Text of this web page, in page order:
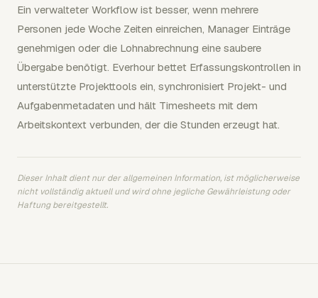
Ein verwalteter Workflow ist besser, wenn mehrere
Personen jede Woche Zeiten einreichen, Manager Einträge
genehmigen oder die Lohnabrechnung eine saubere
Übergabe benötigt. Everhour bettet Erfassungskontrollen in
unterstützte Projekttools ein, synchronisiert Projekt- und
Aufgabenmetadaten und hält Timesheets mit dem
Arbeitskontext verbunden, der die Stunden erzeugt hat.
Dieser Inhalt dient nur der allgemeinen Information, ist möglicherweise
nicht vollständig aktuell und wird ohne jegliche Gewährleistung oder
Haftung bereitgestellt.